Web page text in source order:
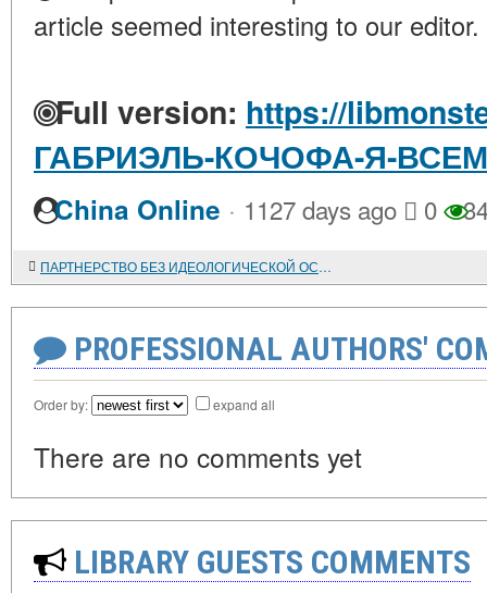
article seemed interesting to our editor.
Full version: https://
ГАБРИЭЛЬ-КОЧОФА-Я-
China Online · 1127 days ago 0
ПАРТНЕРСТВО БЕЗ ИДЕОЛОГИЧЕСКОЙ ОСНОВЫ
PROFESSIONAL AUTHORS'
Order by: expand all
There are no comments yet
LIBRARY GUESTS COMMENTS